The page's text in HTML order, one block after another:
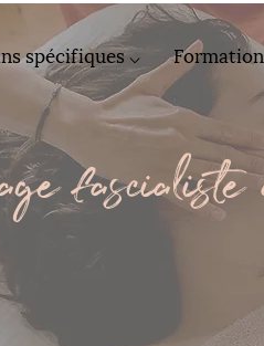
spécifiques ⌵
fascialiste